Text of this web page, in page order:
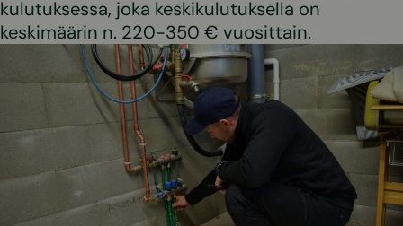
kulutuksessa, joka keskikulutuksella on
keskimäärin n. 220-350 € vuosittain.